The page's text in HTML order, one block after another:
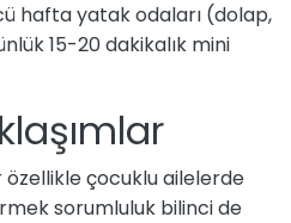
hafta yatak odaları (dolap,
15-20 dakikalık mini
çocuklu ailelerde
sorumluluk bilinci de